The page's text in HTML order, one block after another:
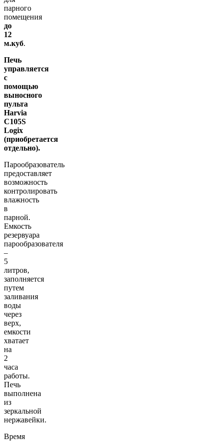
парного
помещения
до
12
м.куб.
Печь
управляется
с
помощью
выносного
пульта
Harvia
C105S
Logix
(приобретается
отдельно).
Парообразователь
предоставляет
возможность
контролировать
влажность
в
парной.
Емкость
резервуара
парообразователя
–
5
литров,
заполняется
путем
заливания
воды
через
верх,
емкости
хватает
на
2
часа
работы.
Печь
выполнена
из
зеркальной
нержавейки.
Время